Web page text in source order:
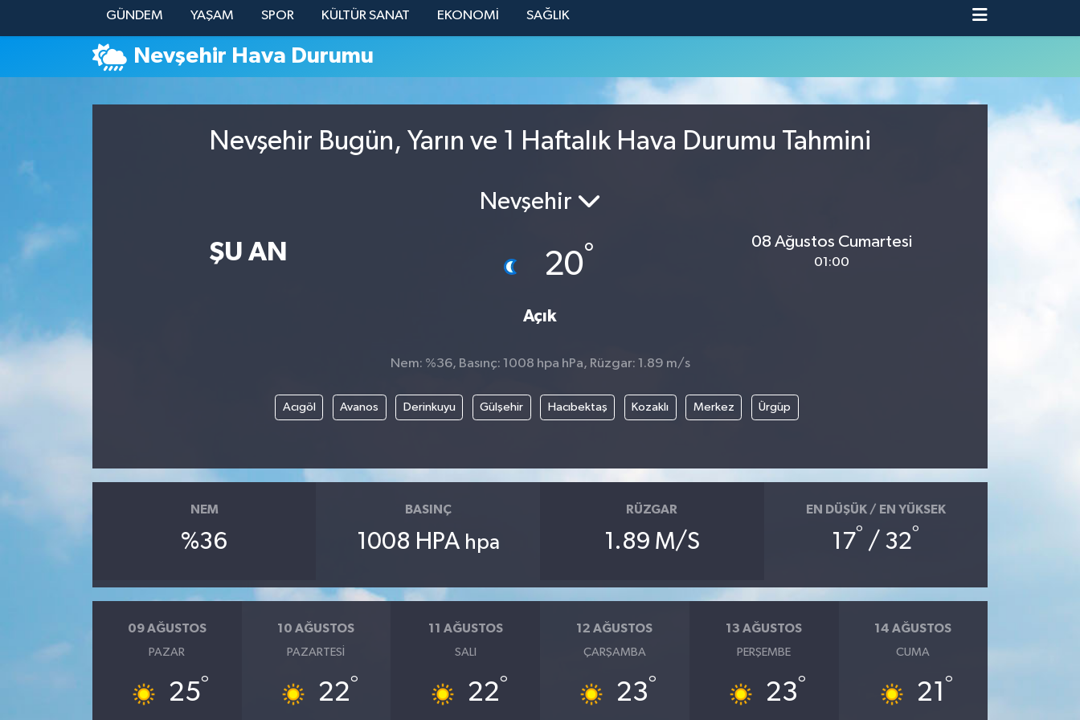
GÜNDEM YAŞAM SPOR KÜLTÜR SANAT EKONOMİ SAĞLIK
Nevşehir Hava Durumu
Nevşehir Bugün, Yarın ve 1 Haftalık Hava Durumu Tahmini
ŞU AN
Nevşehir
20°
Açık
08 Ağustos Cumartesi
01:00
Nem: %36, Basınç: 1008 hpa hPa, Rüzgar: 1.89 m/s
Acıgöl Avanos Derinkuyu Gülşehir Hacıbektaş Kozaklı Merkez Ürgüp
NEM
%36
BASINÇ
1008 HPA hpa
RÜZGAR
1.89 M/S
EN DÜŞÜK / EN YÜKSEK
17° / 32°
09 AĞUSTOS
PAZAR
25°
10 AĞUSTOS
PAZARTESI
22°
11 AĞUSTOS
SALI
22°
12 AĞUSTOS
ÇARŞAMBA
23°
13 AĞUSTOS
PERŞEMBE
23°
14 AĞUSTOS
CUMA
21 °